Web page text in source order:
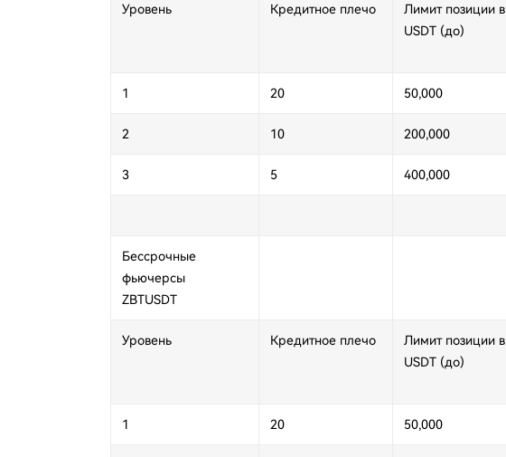
Уровень Кредитное плечо
Лимит позиции в
USDT (до)
1 20 50,000
2 10 200,000
3 5 400,000
Бессрочные
фьючерсы
ZBTUSDT
Уровень Кредитное плечо
Лимит позиции в
USDT (до)
1 20 50,000